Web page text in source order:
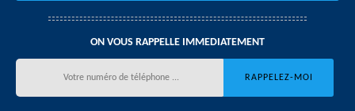
ON VOUS RAPPELLE IMMEDIATEMENT